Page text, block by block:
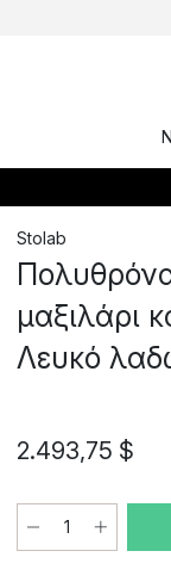
Stolab
μαξιλάρι
Λευκό
2.493,75 $